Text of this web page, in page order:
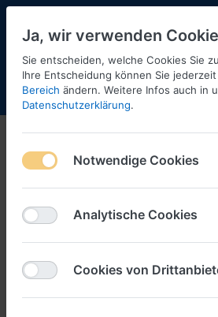
Menü Anmelden
Sondermodelle
1-3 von
reduziert.
Filtern Sortieren
Ja, wir verwenden
Sie entscheiden, welche Cookies Sie
Ihre Entscheidung können Sie
Bereich ändern. Weitere Infos auch in
Datenschutzerklärung.
Notwendige Cookies
Analytische Cookies
Cookies von